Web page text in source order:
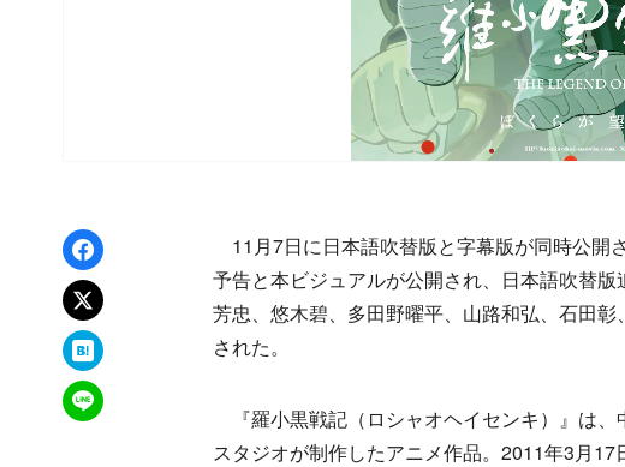
Facebookでシェア
xでポスト
はてなブックマーク
LINEで送る
11月7日に日本語吹替版と字幕版が同時公開
予告と本ビジュアルが公開され、日本語吹替
芳忠、悠木碧、多田野曜平、山路和弘、石田
された。
『羅小黒戦記（ロシャオヘイセンキ）』は、
スタジオが制作したアニメ作品。2011年3月